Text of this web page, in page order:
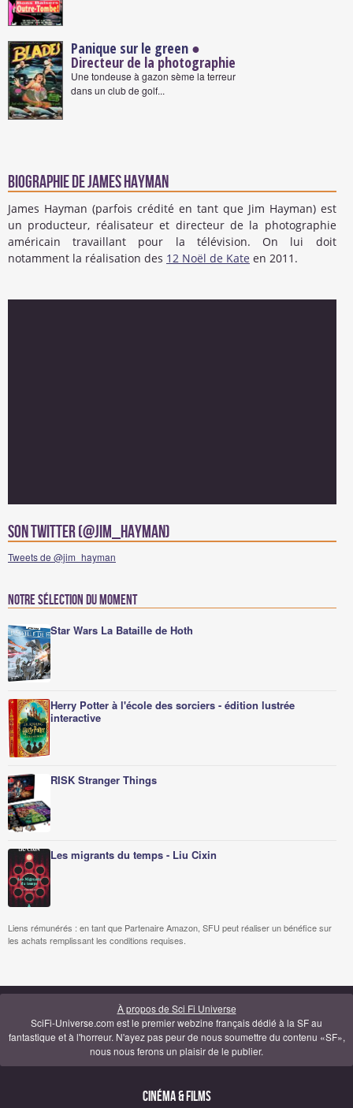
Panique sur le green ●
Directeur de la photographie
Une tondeuse à gazon sème la terreur
dans un club de golf...
Biographie de James Hayman
James Hayman (parfois crédité en tant que Jim Hayman) est
un producteur, réalisateur et directeur de la photographie
américain travaillant pour la télévision. On lui doit
notamment la réalisation des 12 Noël de Kate en 2011.
Son Twitter (@jim_hayman)
Tweets de @jim_hayman
Notre sélection du moment
Star Wars La Bataille de Hoth
Herry Potter à l'école des sorciers - édition lustrée
interactive
RISK Stranger Things
Les migrants du temps - Liu Cixin
Liens rémunérés : en tant que Partenaire Amazon, SFU peut réaliser un bénéfice sur
les achats remplissant les conditions requises.
À propos de Sci Fi Universe
SciFi-Universe.com est le premier webzine français dédié à la SF au
fantastique et à l'horreur. N'ayez pas peur de nous soumettre du contenu «SF»,
nous nous ferons un plaisir de le publier.
Cinéma & Films